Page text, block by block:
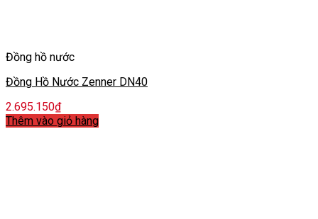
Đồng hồ nước
Đồng Hồ Nước Zenner DN40
2.695.150₫
Thêm vào giỏ hàng